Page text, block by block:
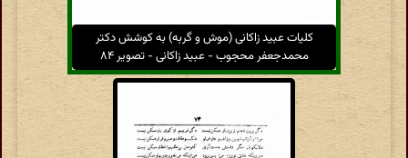
کلیات عبید زاکانی (موش و گربه) به کوشش دکتر
محمدجعفر محجوب - عبید زاکانی - تصویر ۸۴